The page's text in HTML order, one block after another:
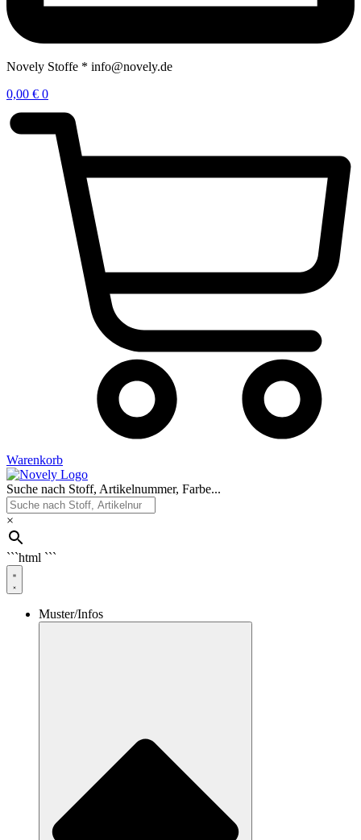
Novely Stoffe * info@novely.de
0,00 € 0
Warenkorb
Suche nach Stoff, Artikelnummer, Farbe...
×
```html ```
Muster/Infos